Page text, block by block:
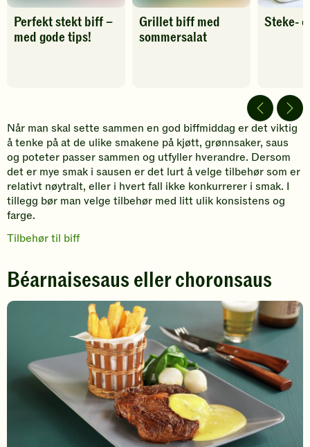
Perfekt stekt biff –
med gode tips!
Grillet biff med
sommersalat
Steke-
Når man skal sette sammen en god biffmiddag er det viktig
å tenke på at de ulike smakene på kjøtt, grønnsaker, saus
og poteter passer sammen og utfyller hverandre. Dersom
det er mye smak i sausen er det lurt å velge tilbehør som er
relativt nøytralt, eller i hvert fall ikke konkurrerer i smak. I
tillegg bør man velge tilbehør med litt ulik konsistens og
farge.
Tilbehør til biff
Béarnaisesaus eller choronsaus